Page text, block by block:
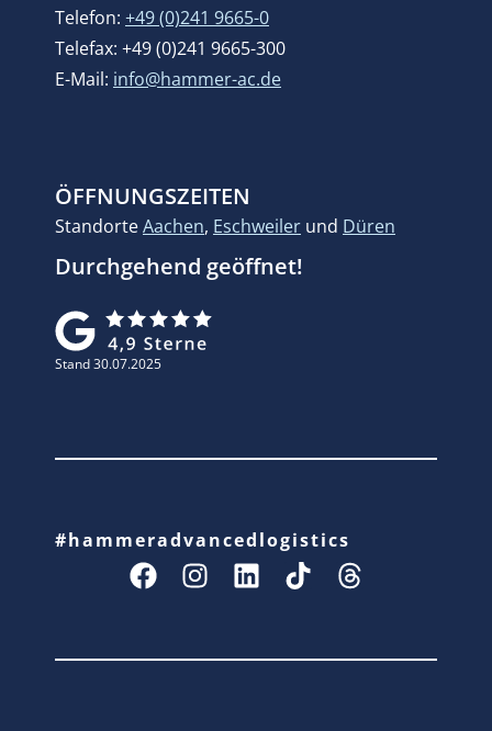
Telefon: +49 (0)241 9665-0
Telefax: +49 (0)241 9665-300
E-Mail: info@hammer-ac.de
ÖFFNUNGSZEITEN
StandorteAachen, Eschweiler und Düren
Durchgehend geöffnet!
Stand 30.07.2025
#hammeradvancedlogistics